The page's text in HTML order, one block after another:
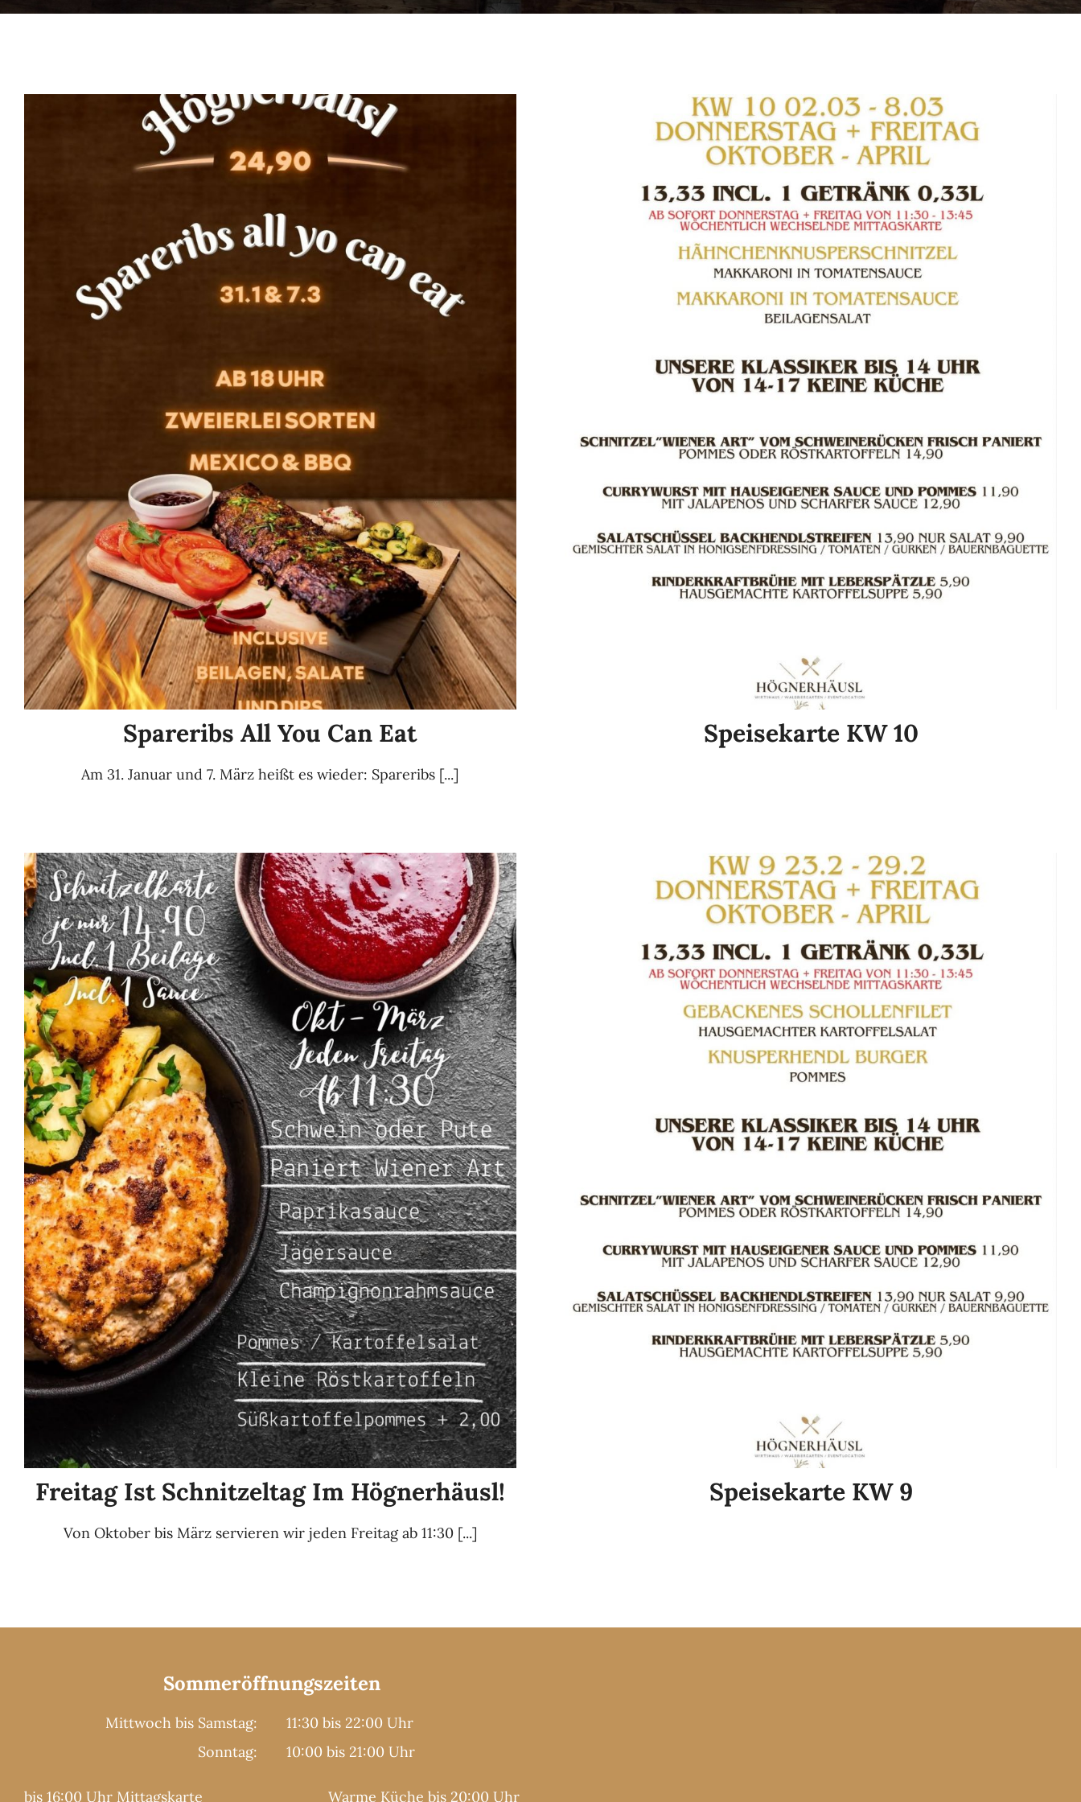
Spareribs All You Can Eat
Am 31. Januar und 7. März heißt es wieder: Spareribs [...]
Speisekarte KW 10
Freitag Ist Schnitzeltag Im Högnerhäusl!
Von Oktober bis März servieren wir jeden Freitag ab 11:30 [...]
Speisekarte KW 9
Sommeröffnungszeiten
Mittwoch bis Samstag:
Sonntag:
11:30 bis 22:00 Uhr
10:00 bis 21:00 Uhr
bis 16:00 Uhr Mittagskarte Warme Küche bis 20:00 Uhr